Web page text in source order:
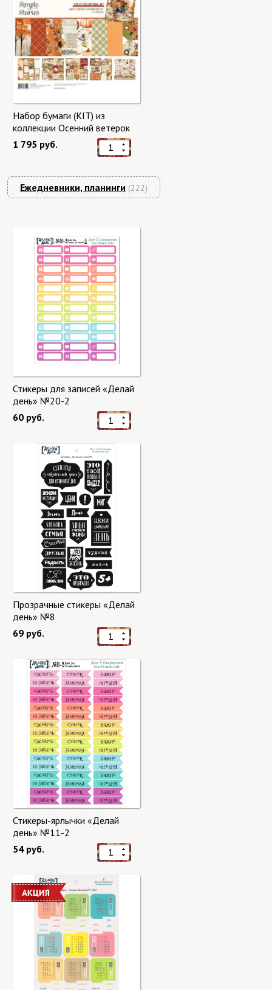
Набор бумаги (KIT) из
коллекции Осенний ветерок
"Autumn Breeze"
1 795 руб.
Ежедневники, планинги (222)
Стикеры для записей «Делай
день» №20-2
60 руб.
Прозрачные стикеры «Делай
день» №8
69 руб.
Стикеры-ярлычки «Делай
день» №11-2
54 руб.